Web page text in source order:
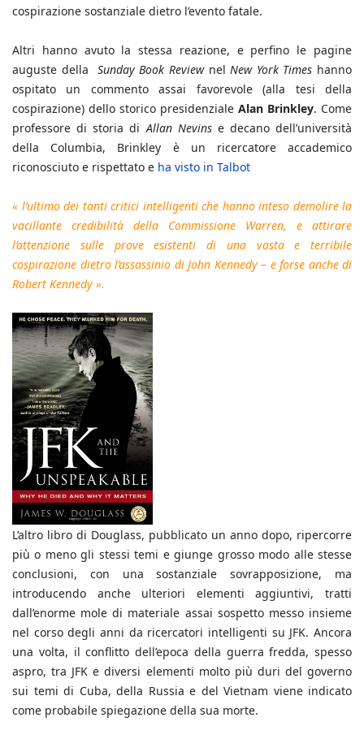
cospirazione sostanziale dietro l’evento fatale.
Altri hanno avuto la stessa reazione, e perfino le pagine
auguste della Sunday Book ReviewnelNew York Times hanno
ospitato un commento assai favorevole (alla tesi della
cospirazione) dello storico presidenziale Alan Brinkley. Come
professore di storia diAllan Nevinse decano dell’università
della Columbia, Brinkley è un ricercatore accademico
riconosciuto e rispettato e ha visto in Talbot
« l’ultimo dei tanti critici intelligenti che hanno inteso demolire la
vacillante credibilità della Commissione Warren, e attirare
l’attenzione sulle prove esistenti di una vasta e terribile
cospirazione dietro l’assassinio di John Kennedy – e forse anche di
Robert Kennedy ».
L’altro libro di Douglass, pubblicato un anno dopo, ripercorre
più o meno gli stessi temi e giunge grosso modo alle stesse
conclusioni, con una sostanziale sovrapposizione, ma
introducendo anche ulteriori elementi aggiuntivi, tratti
dall’enorme mole di materiale assai sospetto messo insieme
nel corso degli anni da ricercatori intelligenti su JFK. Ancora
una volta, il conflitto dell’epoca della guerra fredda, spesso
aspro, tra JFK e diversi elementi molto più duri del governo
sui temi di Cuba, della Russia e del Vietnam viene indicato
come probabile spiegazione della sua morte.